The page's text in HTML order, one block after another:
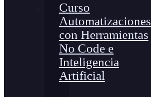
Curso
Automatizaciones
con Herramientas
No Code e
Inteligencia
Artificial